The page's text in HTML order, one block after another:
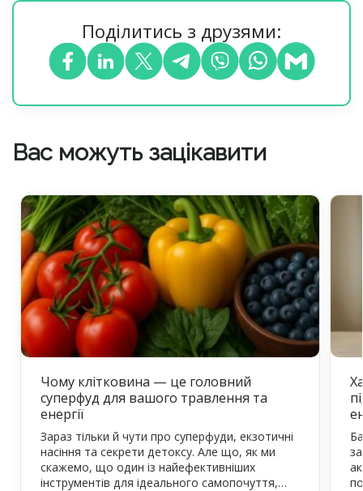
Поділитись з друзями:
Вас можуть зацікавити
Чому клітковина — це головний
суперфуд для вашого травлення та
енергії
Зараз тільки й чути про суперфуди, екзотичні
насіння та секрети детоксу. Але що, як ми
скажемо, що один із найефективніших
інструментів для ідеального самопочуття,